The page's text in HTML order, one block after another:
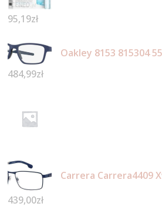
95,19zł
Oakley 8153 815304 55
484,99zł
Carrera Carrera4409
439,00zł